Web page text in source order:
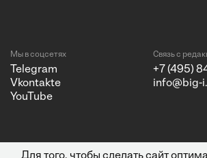
Мы в соцсетях
Telegram
Vkontakte
YouTube
Связь с
+7 (495)
info@big-